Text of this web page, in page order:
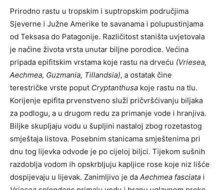
Prirodno rastu u tropskim i suptropskim područjima
Sjeverne i Južne Amerike te savanama i polupustinjama
od Teksasa do Patagonije. Različitost staništa uvjetovala
je načine života vrsta unutar biljne porodice. Većina
pripada epifitskim vrstama koje rastu na drveću (Vriesea,
Aechmea, Guzmania, Tillandsia), a ostatak čine
terestričke vrste poput Cryptanthusa koje rastu na tlu.
Korijenje epifita prvenstveno služi pričvršćivanju biljaka
za podlogu, a u drugom redu za primanje vode i hranjiva.
Biljke skupljaju vodu u šupljini nastaloj zbog rozetastog
smještaja listova. Posebnim stanicama smještenima pri
dnu tog lijevka odvode je po cijeloj biljci. Tijekom sušnih
razdoblja vodom ih opskrbljuju kapljice rose koje niz lišće
dospijevaju u lijevak. Zanimljivo je da Aechmea fasciata i